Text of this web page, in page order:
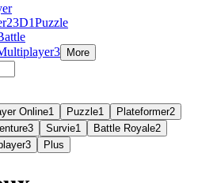
23D1Puzzle
3 More
Online1 Puzzle1 Plateformer2
3 Survie1 Battle Royale2
3 Plus